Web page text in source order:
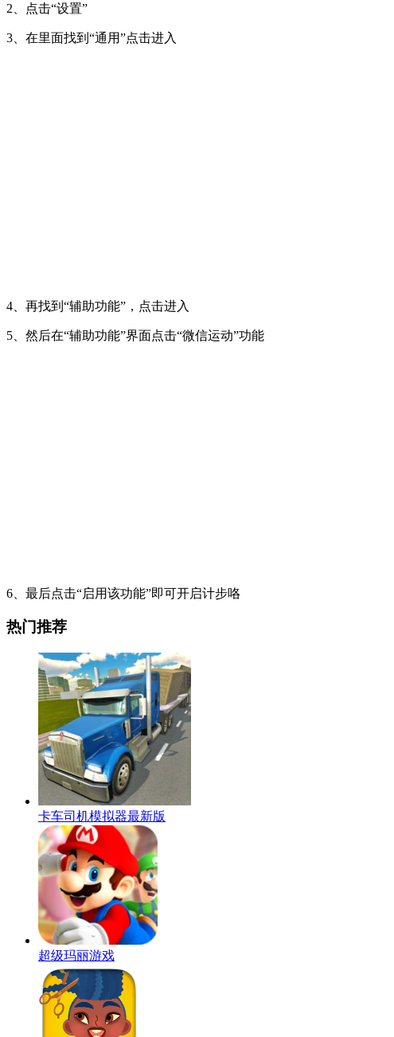
2、点击“设置”
3、在里面找到“通用”点击进入
4、再找到“辅助功能”，点击进入
5、然后在“辅助功能”界面点击“微信运动”功能
6、最后点击“启用该功能”即可开启计步咯
热门推荐
卡车司机模拟器最新版
超级玛丽游戏